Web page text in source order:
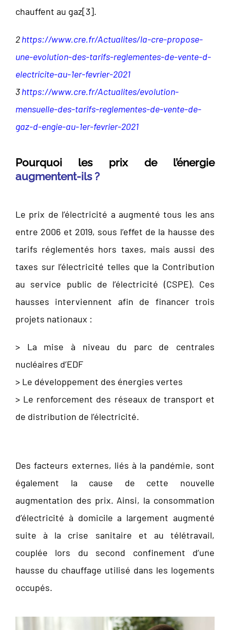
chauffent au gaz[3].
2https://www.cre.fr/Actualites/la-cre-propose-
une-evolution-des-tarifs-reglementes-de-vente-d-
electricite-au-1er-fevrier-2021
3https://www.cre.fr/Actualites/evolution-
mensuelle-des-tarifs-reglementes-de-vente-de-
gaz-d-engie-au-1er-fevrier-2021
Pourquoi les prix de l’énergie
augmentent-ils ?
Le prix de l’électricité a augmenté tous les ans
entre 2006 et 2019, sous l’effet de la hausse des
tarifs réglementés hors taxes, mais aussi des
taxes sur l’électricité telles que la Contribution
au service public de l’électricité (CSPE). Ces
hausses interviennent afin de financer trois
projets nationaux :
> La mise à niveau du parc de centrales
nucléaires d’EDF
> Le développement des énergies vertes
> Le renforcement des réseaux de transport et
de distribution de l’électricité.
Des facteurs externes, liés à la pandémie, sont
également la cause de cette nouvelle
augmentation des prix. Ainsi, la consommation
d’électricité à domicile a largement augmenté
suite à la crise sanitaire et au télétravail,
couplée lors du second confinement d’une
hausse du chauffage utilisé dans les logements
occupés.